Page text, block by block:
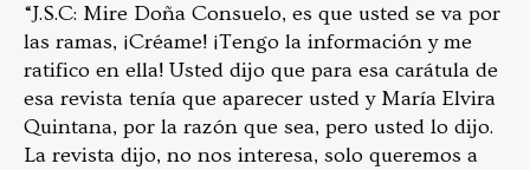
“J.S.C: Mire Doña Consuelo, es que usted se va por
las ramas, ¡Créame! ¡Tengo la información y me
ratifico en ella! Usted dijo que para esa carátula de
esa revista tenía que aparecer usted y María Elvira
Quintana, por la razón que sea, pero usted lo dijo.
La revista dijo, no nos interesa, solo queremos a